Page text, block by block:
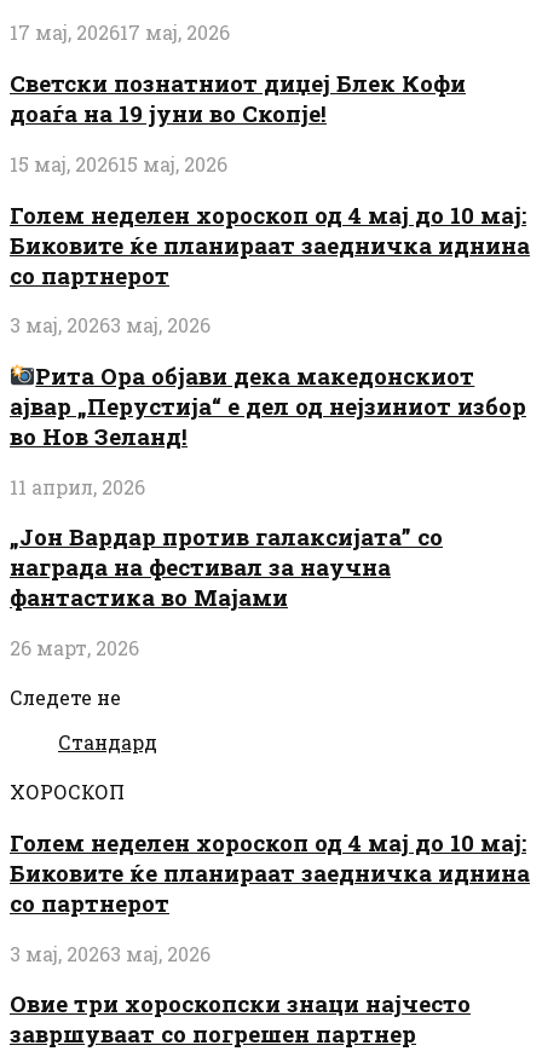
17 мај, 202617 мај, 2026
Светски познатниот диџеј Блек Кофи
доаѓа на 19 јуни во Скопје!
15 мај, 202615 мај, 2026
Голем неделен хороскоп од 4 мај до 10 мај:
Биковите ќе планираат заедничка иднина
со партнерот
3 мај, 20263 мај, 2026
Рита Ора објави дека македонскиот
ајвар „Перустија“ е дел од нејзиниот избор
во Нов Зеланд!
11 април, 2026
„Јон Вардар против галаксијата” со
награда на фестивал за научна
фантастика во Мајами
26 март, 2026
Следете не
Стандард
ХОРОСКОП
Голем неделен хороскоп од 4 мај до 10 мај:
Биковите ќе планираат заедничка иднина
со партнерот
3 мај, 20263 мај, 2026
Овие три хороскопски знаци најчесто
завршуваат со погрешен партнер